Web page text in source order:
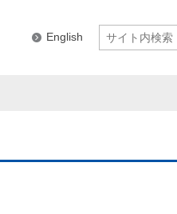
English